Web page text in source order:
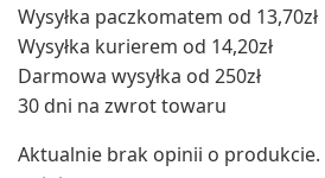
Wysyłka paczkomatem od 13,70zł
Wysyłka kurierem od 14,20zł
Darmowa wysyłka od 250zł
30 dni na zwrot towaru
Aktualnie brak opinii o produkcie.